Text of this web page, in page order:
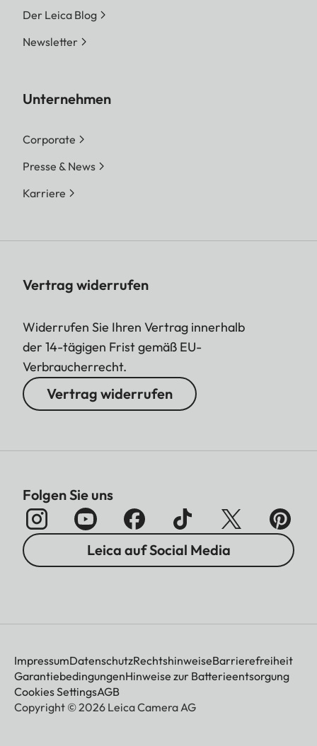
Der Leica Blog
Newsletter
Unternehmen
Corporate
Presse & News
Karriere
Vertrag widerrufen
Widerrufen Sie Ihren Vertrag innerhalb
der 14-tägigen Frist gemäß EU-
Verbraucherrecht.
Vertrag widerrufen
Folgen Sie uns
Leica auf Social Media
ImpressumDatenschutzRechtshinweiseBarrierefreiheit
GarantiebedingungenHinweise zur Batterieentsorgung
Cookies SettingsAGB
Copyright © 2026 Leica Camera AG